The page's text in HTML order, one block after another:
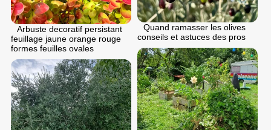
Quand ramasser les olives
conseils et astuces des pros
Arbuste decoratif persistant
feuillage jaune orange rouge
formes feuilles ovales